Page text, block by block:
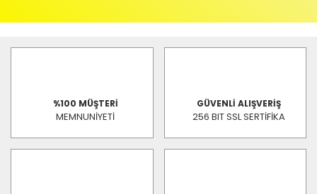
%100 MÜŞTERİ
MEMNUNİYETİ
GÜVENLİ ALIŞVERİŞ
256 BIT SSL SERTİFİKA